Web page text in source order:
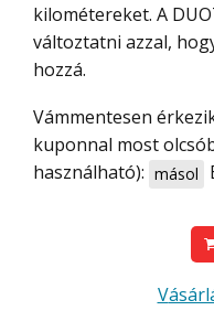
kilométereket. A
változtatni azzal,
hozzá.
Vámmentesen érkezik ingyen szállítással és
kuponnal most
használható): másol